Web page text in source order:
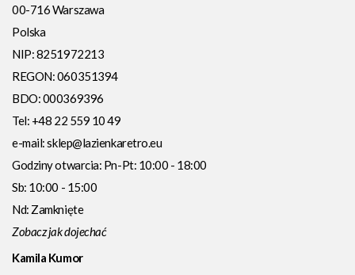
00-716Warszawa
Polska
NIP:8251972213
REGON: 060351394
BDO: 000369396
Tel: +48 22 559 10 49
e-mail:sklep@lazienkaretro.eu
Godziny otwarcia: Pn-Pt: 10:00 - 18:00
Sb: 10:00 - 15:00
Nd: Zamknięte
Zobacz jak dojechać
Kamila Kumor